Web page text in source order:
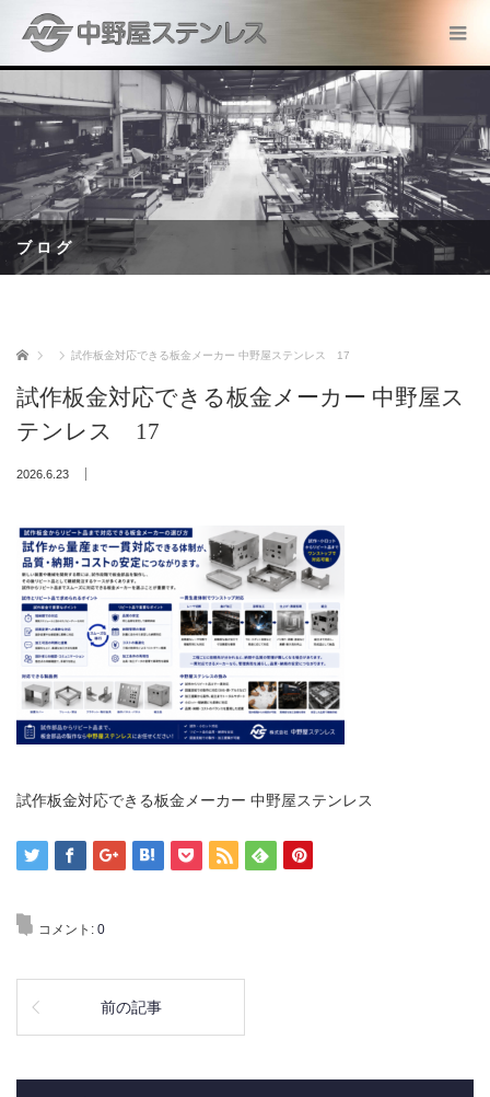
ブログ
ホーム 試作板金対応できる板金メーカー 中野屋ステンレス 17
試作板金対応できる板金メーカー 中野屋ス
テンレス 17
2026.6.23
試作板金対応できる板金メーカー 中野屋ステンレス
コメント: 0
前の記事